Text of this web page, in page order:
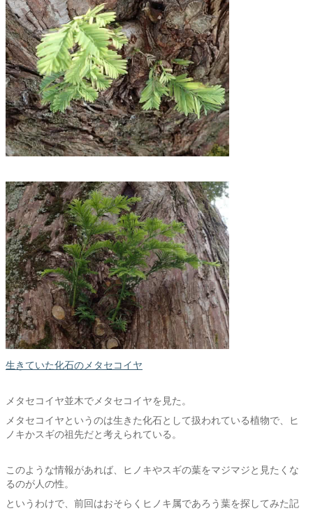
生きていた化石のメタセコイヤ
メタセコイヤ並木でメタセコイヤを見た。
メタセコイヤというのは生きた化石として扱われている植物で、ヒ
ノキかスギの祖先だと考えられている。
このような情報があれば、ヒノキやスギの葉をマジマジと見たくな
るのが人の性。
というわけで、前回はおそらくヒノキ属であろう葉を探してみた記